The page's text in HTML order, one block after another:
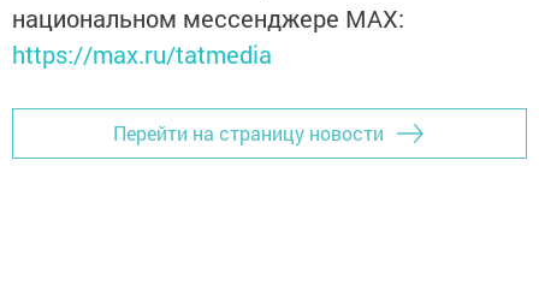
национальном мессенджере MАХ:
https://max.ru/tatmedia
Перейти на страницу новости